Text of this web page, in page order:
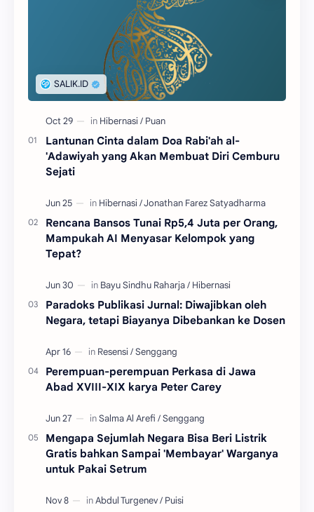
Lantunan Cinta dalam Doa Rabi'ah al-
'Adawiyah yang Akan Membuat Diri Cemburu
Sejati
Rencana Bansos Tunai Rp5,4 Juta per Orang,
Mampukah AI Menyasar Kelompok yang
Tepat?
Paradoks Publikasi Jurnal: Diwajibkan oleh
Negara, tetapi Biayanya Dibebankan ke Dosen
Perempuan-perempuan Perkasa di Jawa
Abad XVIII-XIX karya Peter Carey
Mengapa Sejumlah Negara Bisa Beri Listrik
Gratis bahkan Sampai 'Membayar' Warganya
untuk Pakai Setrum